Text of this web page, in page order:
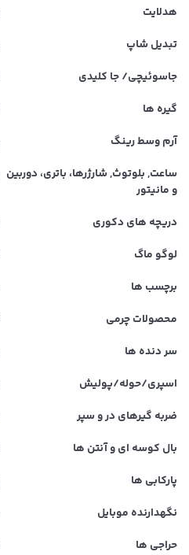
هدلایت
تبدیل شاپ
جاسوئیچی/ جا کلیدی
گیره ها
آرم وسط رینگ
ساعت, بلوتوث, شارژرها، باتری، دوربین
و مانیتور
دریچه های دکوری
لوگو ماگ
برچسب ها
محصولات چرمی
سر دنده ها
اسپری/حوله/پولیش
ضربه گیرهای در و سپر
بال کوسه ای و آنتن ها
پارکابی ها
نگهدارنده موبایل
حراجی ها